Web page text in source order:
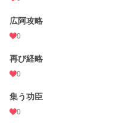
広阿攻略
0
再び経略
0
集う功臣
0